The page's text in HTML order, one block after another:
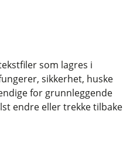
som lagres i
sikkerhet, huske
for grunnleggende
endre eller trekke tilbake